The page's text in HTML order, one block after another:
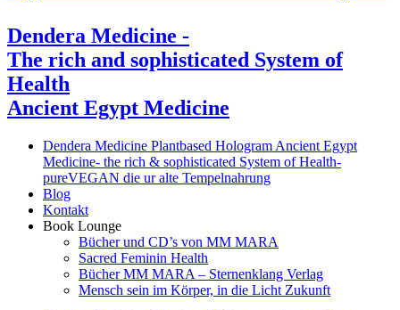
Dendera Medicine -
The rich and sophisticated System of
Health
Ancient Egypt Medicine
Dendera Medicine Plantbased Hologram Ancient Egypt
Medicine- the rich & sophisticated System of Health-
pureVEGAN die ur alte Tempelnahrung
Blog
Kontakt
Book Lounge
Bücher und CD’s von MM MARA
Sacred Feminin Health
Bücher MM MARA – Sternenklang Verlag
Mensch sein im Körper, in die Licht Zukunft